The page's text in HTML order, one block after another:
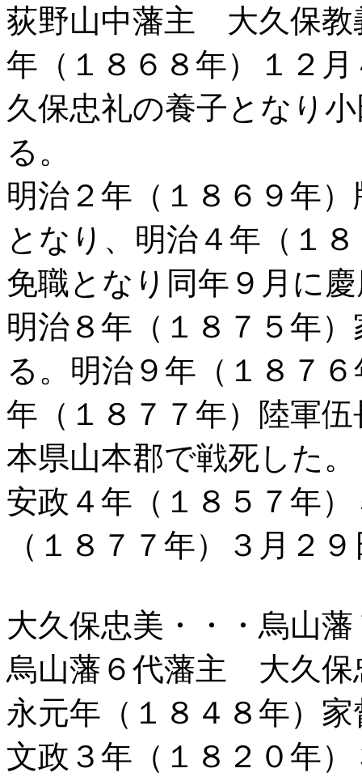
荻野山中藩主 大久保教
年（１８６８年）１２
久保忠礼の養子となり
る。
明治２年（１８６９年
となり、明治４年（１
免職となり同年９月に
明治８年（１８７５年
る。明治９年（１８７
年（１８７７年）陸軍
本県山本郡で戦死した。
安政４年（１８５７年
（１８７７年）３月２
大久保忠美・・・烏山
烏山藩６代藩主 大久保
永元年（１８４８年）
文政３年（１８２０年